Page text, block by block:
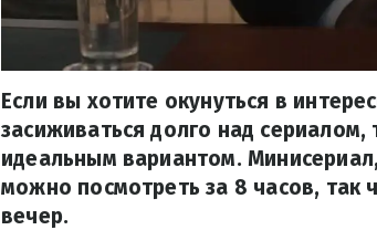
Если вы хотите окунуться в
засиживаться долго над
идеальным вариантом.
можно посмотреть за 8 часов, так
вечер.